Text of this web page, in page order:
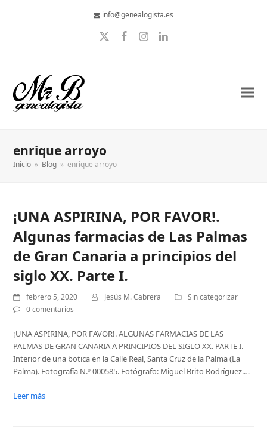
info@genealogista.es
TwitterFacebook
Instagram
LinkedIn
enrique arroyo
Inicio » Blog » enrique arroyo
¡UNA ASPIRINA, POR FAVOR!.
Algunas farmacias de Las Palmas
de Gran Canaria a principios del
siglo XX. Parte I.
febrero 5, 2020 Jesús M. Cabrera
Sin categorizar
0 comentarios
¡UNA ASPIRINA, POR FAVOR!. ALGUNAS FARMACIAS DE LAS
PALMAS DE GRAN CANARIA A PRINCIPIOS DEL SIGLO XX. PARTE I.
Interior de una botica en la Calle Real, Santa Cruz de la Palma (La
Palma). Fotografía N.º 000585. Fotógrafo: Miguel Brito Rodríguez.…
Leer más